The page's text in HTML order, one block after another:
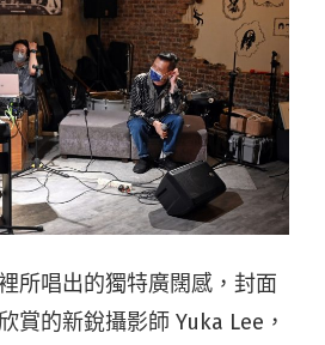
所唱出的獨特廣闊感，封面
賞的新銳攝影師 Yuka Lee，